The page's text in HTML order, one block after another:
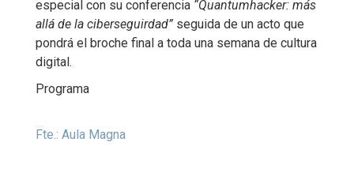
especial con su conferencia “Quantumhacker: más
allá de la ciberseguirdad” seguida de un acto que
pondrá el broche final a toda una semana de cultura
digital.
Programa
Fte.: Aula Magna